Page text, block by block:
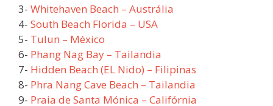
3- Whitehaven Beach – Austrália
4- South Beach Florida – USA
5- Tulun – México
6- Phang Nag Bay – Tailandia
7- Hidden Beach (EL Nido) – Filipinas
8- Phra Nang Cave Beach – Tailandia
9- Praia de Santa Mónica – Califórnia